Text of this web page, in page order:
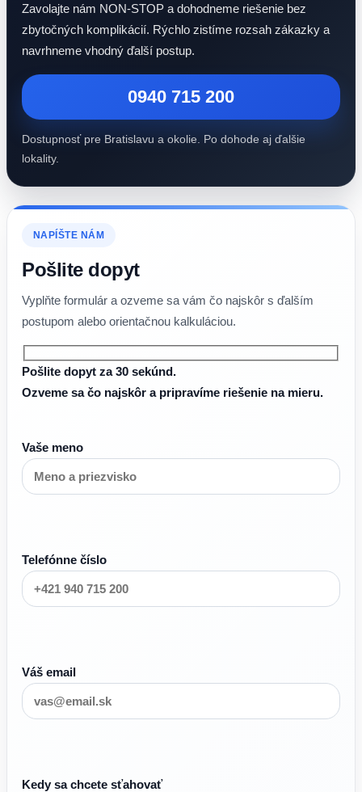
Zavolajte nám NON-STOP a dohodneme riešenie bez
zbytočných komplikácií. Rýchlo zistíme rozsah zákazky a
navrhneme vhodný ďalší postup.
0940 715 200
Dostupnosť pre Bratislavu a okolie. Po dohode aj ďalšie
lokality.
NAPÍŠTE NÁM
Pošlite dopyt
Vyplňte formulár a ozveme sa vám čo najskôr s ďalším
postupom alebo orientačnou kalkuláciou.
Pošlite dopyt za 30 sekúnd.
Ozveme sa čo najskôr a pripravíme riešenie na mieru.
Vaše meno
Telefónne číslo
Váš email
Kedy sa chcete sťahovať